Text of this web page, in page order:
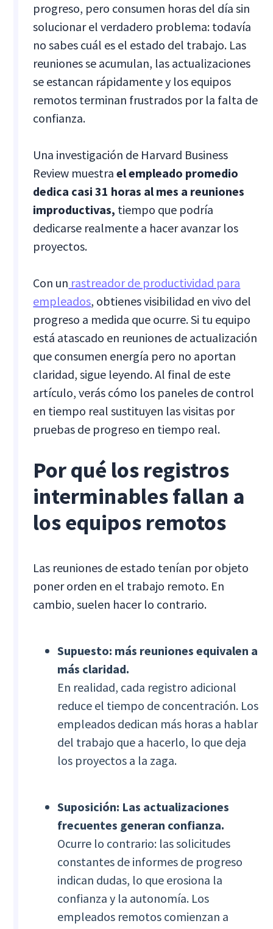
progreso, pero consumen horas del día sin
solucionar el verdadero problema: todavía
no sabes cuál es el estado del trabajo. Las
reuniones se acumulan, las actualizaciones
se estancan rápidamente y los equipos
remotos terminan frustrados por la falta de
confianza.
Una investigación de Harvard Business
Review muestra el empleado promedio
dedica casi 31 horas al mes a reuniones
improductivas, tiempo que podría
dedicarse realmente a hacer avanzar los
proyectos.
Con un rastreador de productividad para
empleados, obtienes visibilidad en vivo del
progreso a medida que ocurre. Si tu equipo
está atascado en reuniones de actualización
que consumen energía pero no aportan
claridad, sigue leyendo. Al final de este
artículo, verás cómo los paneles de control
en tiempo real sustituyen las visitas por
pruebas de progreso en tiempo real.
Por qué los registros
interminables fallan a
los equipos remotos
Las reuniones de estado tenían por objeto
poner orden en el trabajo remoto. En
cambio, suelen hacer lo contrario.
Supuesto: más reuniones equivalen a
más claridad.
En realidad, cada registro adicional
reduce el tiempo de concentración. Los
empleados dedican más horas a hablar
del trabajo que a hacerlo, lo que deja
los proyectos a la zaga.
Suposición: Las actualizaciones
frecuentes generan confianza.
Ocurre lo contrario: las solicitudes
constantes de informes de progreso
indican dudas, lo que erosiona la
confianza y la autonomía. Los
empleados remotos comienzan a